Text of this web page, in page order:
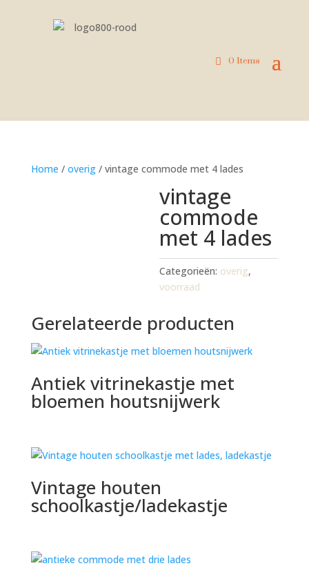
0 Items
Home / overig/ vintage commode met 4 lades
vintage
commode
met 4 lades
Categorieën: overig,
voorraad
Gerelateerde producten
Antiek vitrinekastje met
bloemen houtsnijwerk
Vintage houten
schoolkastje/ladekastje